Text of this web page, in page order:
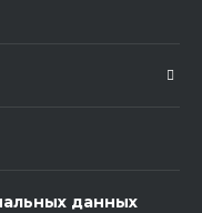
данных